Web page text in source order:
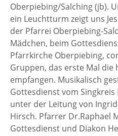
Oberpiebing/Salching (jb).
ein Leuchtturm zeigt uns
der Pfarrei Oberpiebing-
Mädchen, beim
Pfarrkirche Oberpiebing,
Gruppen, das erste Mal die
empfangen. Musikalisch
Gottesdienst vom Singkreis
unter der Leitung von
Hirsch. Pfarrer Dr.Raphael
Gottesdienst und Diakon